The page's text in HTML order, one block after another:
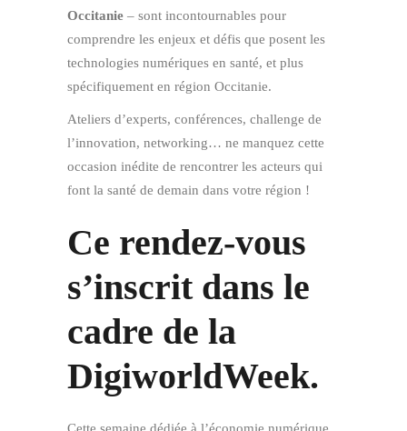
Occitanie – sont incontournables pour
comprendre les enjeux et défis que posent les
technologies numériques en santé, et plus
spécifiquement en région Occitanie.
Ateliers d’experts, conférences, challenge de
l’innovation, networking… ne manquez cette
occasion inédite de rencontrer les acteurs qui
font la santé de demain dans votre région !
Ce rendez-vous
s’inscrit dans le
cadre de la
DigiworldWeek.